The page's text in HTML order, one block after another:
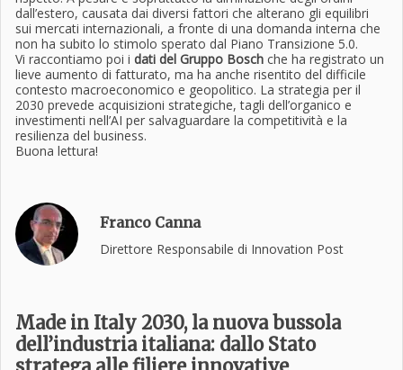
dall’estero, causata dai diversi fattori che alterano gli equilibri
sui mercati internazionali, a fronte di una domanda interna che
non ha subito lo stimolo sperato dal Piano Transizione 5.0.
Vi raccontiamo poi i dati del Gruppo Bosch che ha registrato un
lieve aumento di fatturato, ma ha anche risentito del difficile
contesto macroeconomico e geopolitico. La strategia per il
2030 prevede acquisizioni strategiche, tagli dell’organico e
investimenti nell’AI per salvaguardare la competitività e la
resilienza del business.
Buona lettura!
Franco Canna
Direttore Responsabile di Innovation Post
Made in Italy 2030, la nuova bussola
dell’industria italiana: dallo Stato